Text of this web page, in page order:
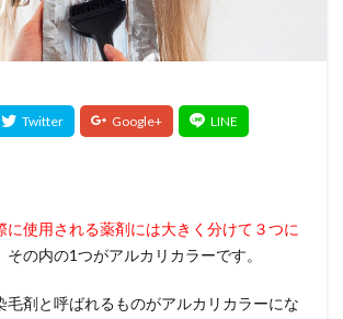
に使用される薬剤には大きく分けて３つに
その内の1つがアルカリカラーです。
毛剤と呼ばれるものがアルカリカラーにな
せ
新商品
雑談
トメント
検索